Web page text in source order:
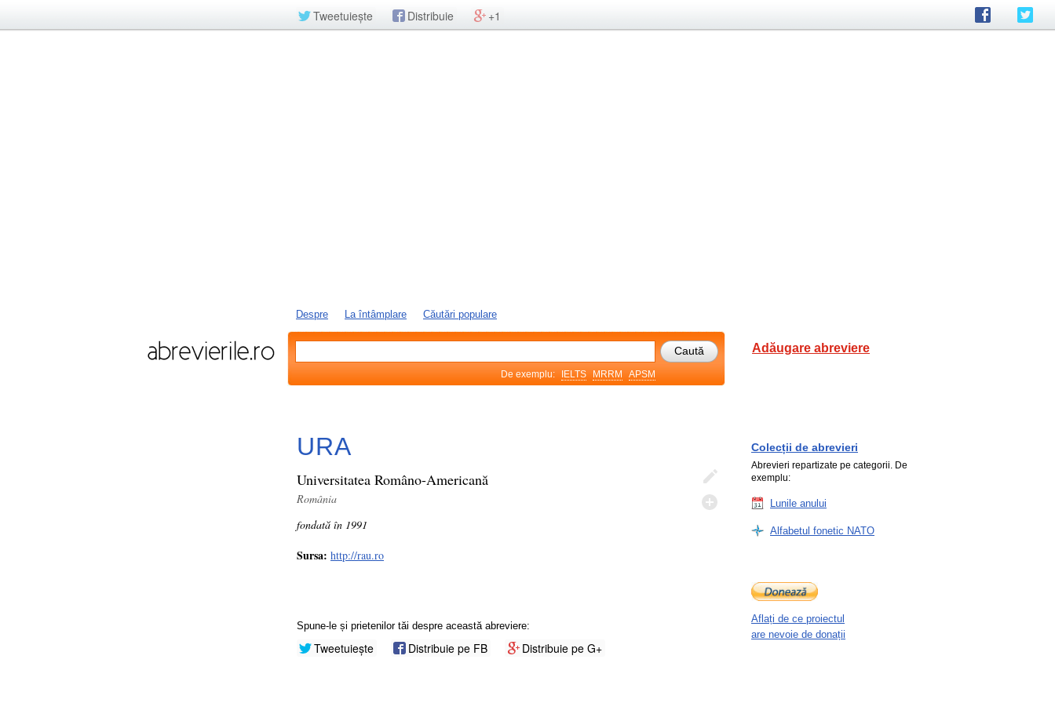
Tweetuiește Distribuie +1
Despre La întâmplare Căutări populare
De exemplu: IELTS MRRM APSM
Adăugare abreviere
URA
Universitatea Româno-Americană
România
fondată în 1991
Sursa: http://rau.ro
Spune-le și prietenilor tăi despre această abreviere:
Tweetuiește Distribuie pe FB Distribuie pe G+
Colecții de abrevieri
Abrevieri repartizate pe categorii. De
exemplu:
Lunile anului
Alfabetul fonetic NATO
Aflați de ce proiectul
are nevoie de donații